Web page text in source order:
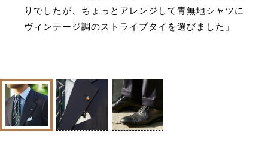
りでしたが、ちょっとアレンジして青無地シャツに
ヴィンテージ調のストライプタイを選びました」